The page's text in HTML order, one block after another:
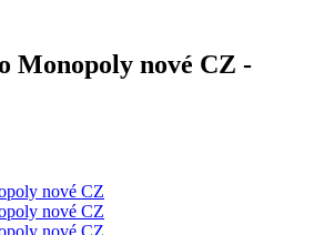
Monopoly nové CZ -